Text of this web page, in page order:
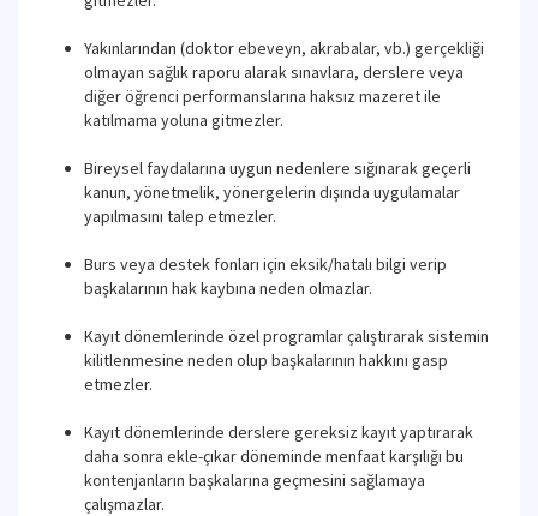
Yakınlarından (doktor ebeveyn, akrabalar, vb.) gerçekliği
olmayan sağlık raporu alarak sınavlara, derslere veya
diğer öğrenci performanslarına haksız mazeret ile
katılmama yoluna gitmezler.
Bireysel faydalarına uygun nedenlere sığınarak geçerli
kanun, yönetmelik, yönergelerin dışında uygulamalar
yapılmasını talep etmezler.
Burs veya destek fonları için eksik/hatalı bilgi verip
başkalarının hak kaybına neden olmazlar.
Kayıt dönemlerinde özel programlar çalıştırarak sistemin
kilitlenmesine neden olup başkalarının hakkını gasp
etmezler.
Kayıt dönemlerinde derslere gereksiz kayıt yaptırarak
daha sonra ekle-çıkar döneminde menfaat karşılığı bu
kontenjanların başkalarına geçmesini sağlamaya
çalışmazlar.